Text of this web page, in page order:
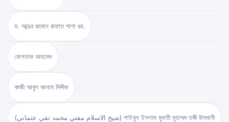
ড. আব্দুর রহমান রাফাত পাশা রহ.
মোশতাক আহমেদ
কাজী আবুল কালাম সিদ্দীক
(شيخ الاسلام مفتي محمد تقي عثماني) শাইখুল ইসলাম মুফতী মুহাম্মদ তকী উসমানী